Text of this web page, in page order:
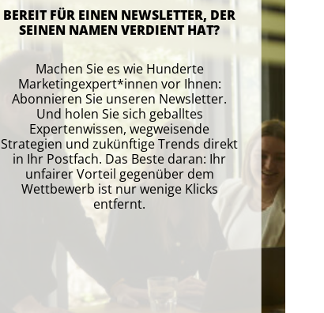
BEREIT FÜR EINEN NEWSLETTER, DER
SEINEN NAMEN VERDIENT HAT?
Machen Sie es wie Hunderte
Marketingexpert*innen vor Ihnen:
Abonnieren Sie unseren Newsletter.
Und holen Sie sich geballtes
Expertenwissen, wegweisende
Strategien und zukünftige Trends direkt
in Ihr Postfach. Das Beste daran: Ihr
unfairer Vorteil gegenüber dem
Wettbewerb ist nur wenige Klicks
entfernt.